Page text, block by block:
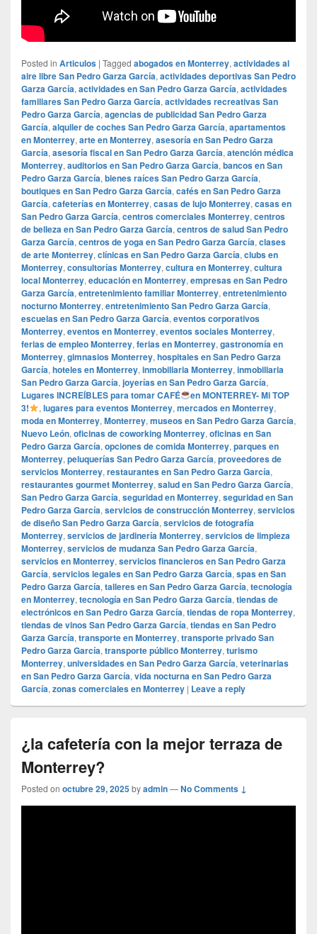
Posted in Articulos | Tagged abogados en Monterrey, actividades al
aire libre San Pedro Garza García, actividades deportivas San Pedro
Garza García, actividades en San Pedro Garza García, actividades
familiares San Pedro Garza García, actividades recreativas San
Pedro Garza García, agencias de publicidad San Pedro Garza
García, alquiler de coches San Pedro Garza García, apartamentos
en Monterrey, arte en Monterrey, asesoría en San Pedro Garza
García, asesoría fiscal en San Pedro Garza García, atención médica
Monterrey, auditorios en San Pedro Garza García, bancos en San
Pedro Garza García, bienes raíces San Pedro Garza García,
boutiques en San Pedro Garza García, cafés en San Pedro Garza
García, cafeterías en Monterrey, casas de lujo Monterrey, casas en
San Pedro Garza García, centros comerciales Monterrey, centros
de belleza en San Pedro Garza García, centros de salud San Pedro
Garza García, centros de yoga en San Pedro Garza García, clases
de arte Monterrey, clínicas en San Pedro Garza García, clubs en
Monterrey, consultorías Monterrey, cultura en Monterrey, cultura
local Monterrey, educación en Monterrey, empresas en San Pedro
Garza García, entretenimiento familiar Monterrey, entretenimiento
nocturno Monterrey, entretenimiento San Pedro Garza García,
escuelas en San Pedro Garza García, eventos corporativos
Monterrey, eventos en Monterrey, eventos sociales Monterrey,
ferias de empleo Monterrey, ferias en Monterrey, gastronomía en
Monterrey, gimnasios Monterrey, hospitales en San Pedro Garza
García, hoteles en Monterrey, inmobiliaria Monterrey, inmobiliaria
San Pedro Garza García, joyerías en San Pedro Garza García,
Lugares INCREÍBLES para tomar CAFÉ
en MONTERREY- Mi TOP
3!
, lugares para eventos Monterrey, mercados en Monterrey,
moda en Monterrey, Monterrey, museos en San Pedro Garza García,
Nuevo León, oficinas de coworking Monterrey, oficinas en San
Pedro Garza García, opciones de comida Monterrey, parques en
Monterrey, peluquerías San Pedro Garza García, proveedores de
servicios Monterrey, restaurantes en San Pedro Garza García,
restaurantes gourmet Monterrey, salud en San Pedro Garza García,
San Pedro Garza García, seguridad en Monterrey, seguridad en San
Pedro Garza García, servicios de construcción Monterrey, servicios
de diseño San Pedro Garza García, servicios de fotografía
Monterrey, servicios de jardinería Monterrey, servicios de limpieza
Monterrey, servicios de mudanza San Pedro Garza García,
servicios en Monterrey, servicios financieros en San Pedro Garza
García, servicios legales en San Pedro Garza García, spas en San
Pedro Garza García, talleres en San Pedro Garza García, tecnología
en Monterrey, tecnología en San Pedro Garza García, tiendas de
electrónicos en San Pedro Garza García, tiendas de ropa Monterrey,
tiendas de vinos San Pedro Garza García, tiendas en San Pedro
Garza García, transporte en Monterrey, transporte privado San
Pedro Garza García, transporte público Monterrey, turismo
Monterrey, universidades en San Pedro Garza García, veterinarias
en San Pedro Garza García, vida nocturna en San Pedro Garza
García, zonas comerciales en Monterrey | Leave a reply
¿la cafetería con la mejor terraza de
Monterrey?
Posted on octubre 29, 2025byadmin—No Comments ↓